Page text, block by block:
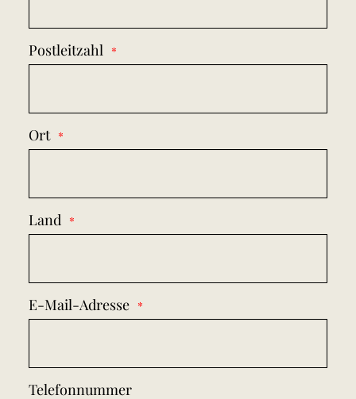
Postleitzahl
Ort
Land
E-Mail-Adresse
Telefonnummer